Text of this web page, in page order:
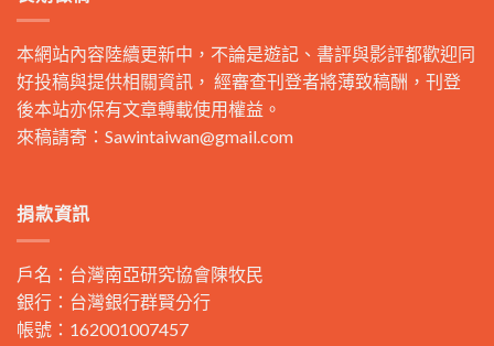
本網站內容陸續更新中，不論是遊記、書評與影評都歡迎同
好投稿與提供相關資訊， 經審查刊登者將薄致稿酬，刊登
後本站亦保有文章轉載使用權益。
來稿請寄： Sawintaiwan@gmail.com
捐款資訊
戶名：台灣南亞研究協會陳牧民
銀行：台灣銀行群賢分行
帳號：162001007457